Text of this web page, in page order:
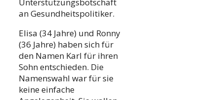
an Gesundheitspolitiker.
Elisa (34 Jahre) und Ronny
(36 Jahre) haben sich für
den Namen Karl für ihren
Sohn entschieden. Die
Namenswahl war für sie
keine einfache